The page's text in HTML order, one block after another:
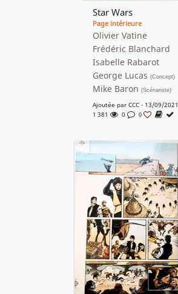
Star Wars
Page intérieure
Olivier Vatine
Frédéric Blanchard
Isabelle Rabarot
George Lucas (Concept)
Mike Baron (Scénariste)
Ajoutée par CCC - 13/09/2021
1 381
0 0